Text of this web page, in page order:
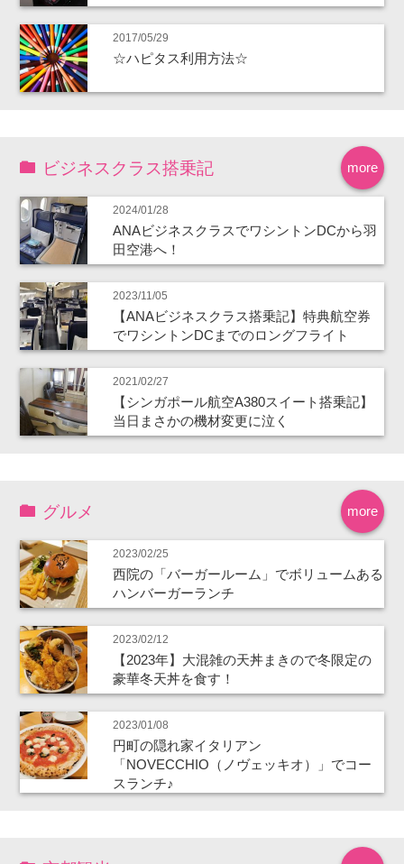
2017/05/29
☆ハピタス利用方法☆
more
ビジネスクラス搭乗記
2024/01/28
ANAビジネスクラスでワシントンDCから羽
田空港へ！
2023/11/05
【ANAビジネスクラス搭乗記】特典航空券
でワシントンDCまでのロングフライト
2021/02/27
【シンガポール航空A380スイート搭乗記】
当日まさかの機材変更に泣く
more
グルメ
2023/02/25
西院の「バーガールーム」でボリュームある
ハンバーガーランチ
2023/02/12
【2023年】大混雑の天丼まきので冬限定の
豪華冬天丼を食す！
2023/01/08
円町の隠れ家イタリアン
「NOVECCHIO（ノヴェッキオ）」でコー
スランチ♪